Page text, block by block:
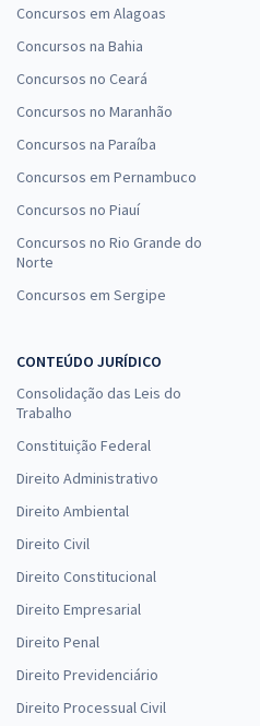
Concursos em Alagoas
Concursos na Bahia
Concursos no Ceará
Concursos no Maranhão
Concursos na Paraíba
Concursos em Pernambuco
Concursos no Piauí
Concursos no Rio Grande do
Norte
Concursos em Sergipe
CONTEÚDO JURÍDICO
Consolidação das Leis do
Trabalho
Constituição Federal
Direito Administrativo
Direito Ambiental
Direito Civil
Direito Constitucional
Direito Empresarial
Direito Penal
Direito Previdenciário
Direito Processual Civil